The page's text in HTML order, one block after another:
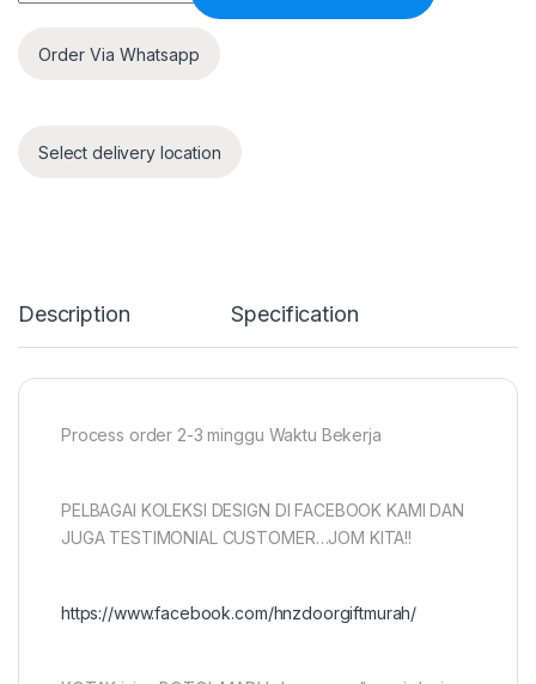
Order Via Whatsapp
Select delivery location
Description Specification
Process order 2-3 minggu Waktu Bekerja
PELBAGAI KOLEKSI DESIGN DI FACEBOOK KAMI DAN
JUGA TESTIMONIAL CUSTOMER…JOM KITA!!
https://www.facebook.com/hnzdoorgiftmurah/